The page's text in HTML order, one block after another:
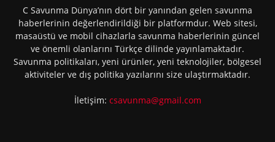
C Savunma Dünya’nın dört bir yanından gelen savunma
haberlerinin değerlendirildiği bir platformdur. Web sitesi,
masaüstü ve mobil cihazlarla savunma haberlerinin güncel
ve önemli olanlarını Türkçe dilinde yayınlamaktadır.
Savunma politikaları, yeni ürünler, yeni teknolojiler, bölgesel
aktiviteler ve dış politika yazılarını size ulaştırmaktadır.
İletişim: csavunma@gmail.com